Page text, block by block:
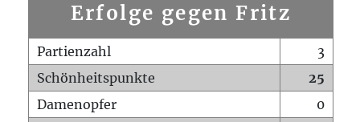
Erfolge gegen Fritz
Partienzahl
3
Schönheitspunkte
25
Damenopfer
0